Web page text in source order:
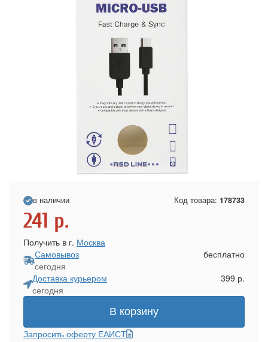
в наличии Код товара: 178733
241 р.
Получить в г. Москва
Самовывоз
сегодня
бесплатно
Доставка курьером
сегодня
399 р.
В корзину
Запросить оферту ЕАИСТ